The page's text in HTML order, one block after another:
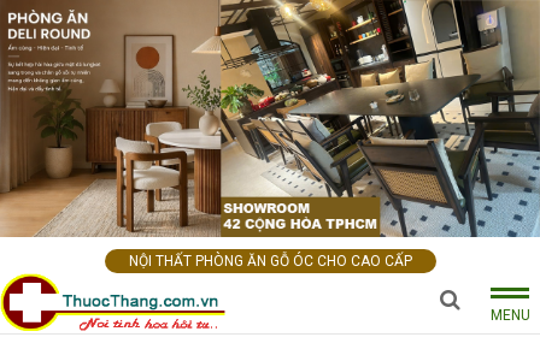
NỘI THẤT PHÒNG ĂN GỖ ÓC CHO CAO CẤP
MENU